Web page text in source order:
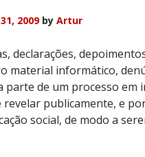
2009by Artur
declarações,
material informático,
parte de um processo em
publicamente, e
social, de modo a